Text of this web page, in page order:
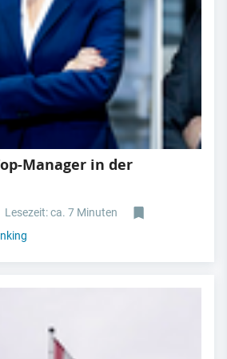
Manager in der
Lesezeit: ca. 7 Minuten